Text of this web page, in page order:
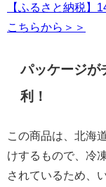
【ふるさと納税】
こちらから＞＞
パッケージが
利！
この商品は、北海
けするもので、冷
されているため、